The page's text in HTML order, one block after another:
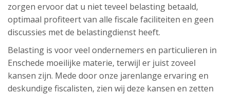
zorgen ervoor dat u niet teveel belasting betaald,
optimaal profiteert van alle fiscale faciliteiten en geen
discussies met de belastingdienst heeft.
Belasting is voor veel ondernemers en particulieren in
Enschede moeilijke materie, terwijl er juist zoveel
kansen zijn. Mede door onze jarenlange ervaring en
deskundige fiscalisten, zien wij deze kansen en zetten